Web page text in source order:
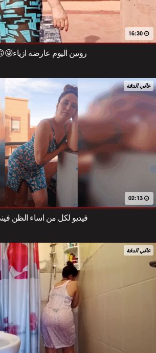
16:30
روتين اليوم عارضه
عالي الدقة
02:13
فيديو لكل من اساء الظن
عالي الدقة